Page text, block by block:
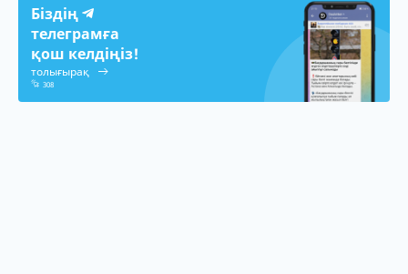
Біздің
телеграмға
қош келдіңіз!
толығырақ
308